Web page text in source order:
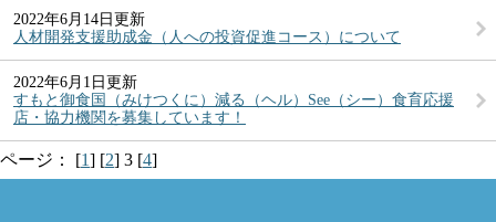
2022年6月14日更新
人材開発支援助成金（人への投資促進コース）について
2022年6月1日更新
すもと御食国（みけつくに）減る（ヘル）See（シー）食育応援
店・協力機関を募集しています！
ページ： [1] [2] 3 [4]